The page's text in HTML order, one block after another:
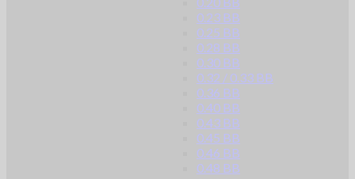
0.23 BB
0.25 BB
0.28 BB
0.30 BB
0.32 / 0.33 BB
0.36 BB
0.40 BB
0.43 BB
0.45 BB
0.46 BB
0.48 BB